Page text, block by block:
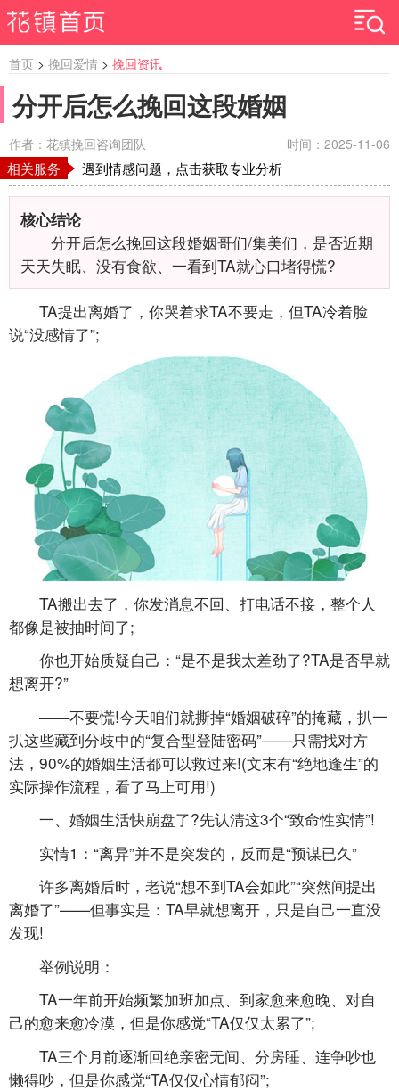
首页 > 挽回爱情 > 挽回资讯
分开后怎么挽回这段婚姻
作者：花镇挽回咨询团队 时间：2025-11-06
相关服务 遇到情感问题，点击获取专业分析
核心结论
分开后怎么挽回这段婚姻哥们/集美们，是否近期
天天失眠、没有食欲、一看到TA就心口堵得慌?
TA提出离婚了，你哭着求TA不要走，但TA冷着脸
说“没感情了”;
TA搬出去了，你发消息不回、打电话不接，整个人
都像是被抽时间了;
你也开始质疑自己：“是不是我太差劲了?TA是否早就
想离开?”
——不要慌!今天咱们就撕掉“婚姻破碎”的掩藏，扒一
扒这些藏到分歧中的“复合型登陆密码”——只需找对方
法，90%的婚姻生活都可以救过来!(文末有“绝地逢生”的
实际操作流程，看了马上可用!)
一、婚姻生活快崩盘了?先认清这3个“致命性实情”!
实情1：“离异”并不是突发的，反而是“预谋已久”
许多离婚后时，老说“想不到TA会如此”“突然间提出
离婚了”——但事实是：TA早就想离开，只是自己一直没
发现!
举例说明：
TA一年前开始频繁加班加点、到家愈来愈晚、对自
己的愈来愈冷漠，但是你感觉“TA仅仅太累了”;
TA三个月前逐渐回绝亲密无间、分房睡、连争吵也
懒得吵，但是你感觉“TA仅仅心情郁闷”;